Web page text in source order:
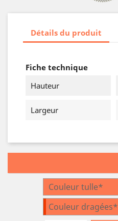
Détails du produit
Fiche technique
Hauteur
Largeur
Couleur tulle*
Couleur dragées*